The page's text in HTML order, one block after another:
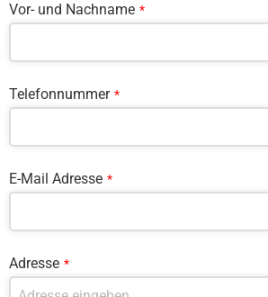
Vor- und Nachname *
Telefonnummer *
E-Mail Adresse *
Adresse *